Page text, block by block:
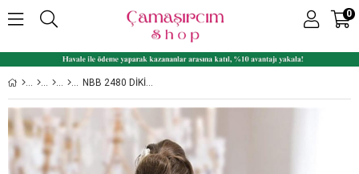
0
NBB 2480 DIKIŞSIZ GÖĞSÜ AÇIK ASKILI PAÇALI VÜCUT KORSESI